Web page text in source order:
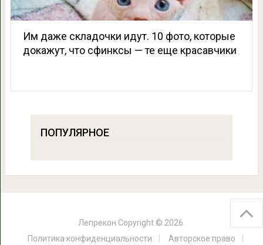
Им даже складочки идут. 10 фото, которые
докажут, что сфинксы — те еще красавчики
ПОПУЛЯРНОЕ
Лепрекон Copyright © 2026.
Политика конфиденциальности
Авторское право